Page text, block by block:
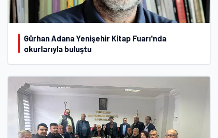
Gürhan Adana Yenişehir Kitap Fuarı'nda
okurlarıyla buluştu